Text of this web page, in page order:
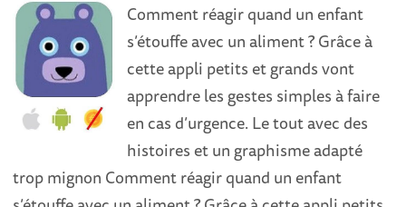
Comment réagir quand un enfant
s’étouffe avec un aliment ? Grâce à
cette appli petits et grands vont
apprendre les gestes simples à faire
en cas d’urgence. Le tout avec des
histoires et un graphisme adapté
trop mignon Comment réagir quand un enfant